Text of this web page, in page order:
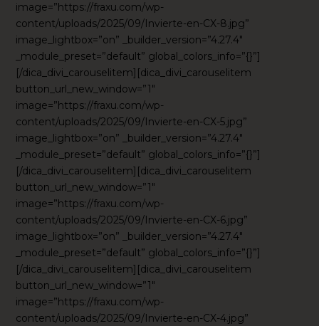
image=”https://fraxu.com/wp-
content/uploads/2025/09/Invierte-en-CX-8.jpg”
image_lightbox=”on” _builder_version=”4.27.4″
_module_preset=”default” global_colors_info=”{}”]
[/dica_divi_carouselitem][dica_divi_carouselitem
button_url_new_window=”1″
image=”https://fraxu.com/wp-
content/uploads/2025/09/Invierte-en-CX-5.jpg”
image_lightbox=”on” _builder_version=”4.27.4″
_module_preset=”default” global_colors_info=”{}”]
[/dica_divi_carouselitem][dica_divi_carouselitem
button_url_new_window=”1″
image=”https://fraxu.com/wp-
content/uploads/2025/09/Invierte-en-CX-6.jpg”
image_lightbox=”on” _builder_version=”4.27.4″
_module_preset=”default” global_colors_info=”{}”]
[/dica_divi_carouselitem][dica_divi_carouselitem
button_url_new_window=”1″
image=”https://fraxu.com/wp-
content/uploads/2025/09/Invierte-en-CX-4.jpg”